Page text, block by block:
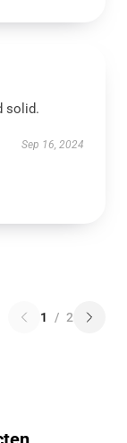
solid.
Sep 16, 2024
1 / 2